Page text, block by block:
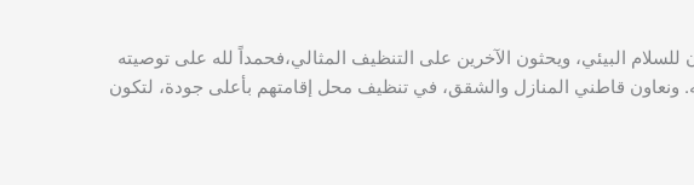
البيئي، ويحثون الآخرين على التنظيف المثالي،فحمداً لله على توصيته
ونعاون قاطني المنازل والشقق، في تنظيف محل إقامتهم بأعلى جودة، لتكون